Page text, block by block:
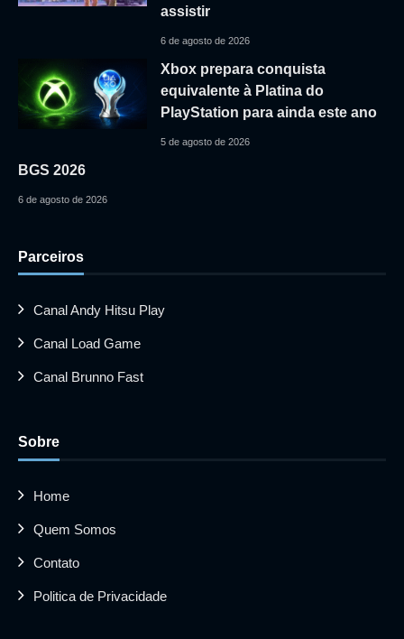
assistir
6 de agosto de 2026
Xbox prepara conquista
equivalente à Platina do
PlayStation para ainda este ano
5 de agosto de 2026
BGS 2026
6 de agosto de 2026
Parceiros
Canal Andy Hitsu Play
Canal Load Game
Canal Brunno Fast
Sobre
Home
Quem Somos
Contato
Politica de Privacidade